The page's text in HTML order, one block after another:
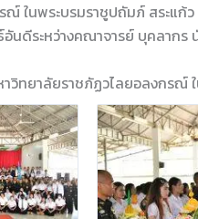
ณ์ ในพระบรมราชูปถัมภ์ สระ
นดีระหว่างคณาจารย์ บุคลาก
วิทยาลัยราชภัฏวไลยอลงกรณ์